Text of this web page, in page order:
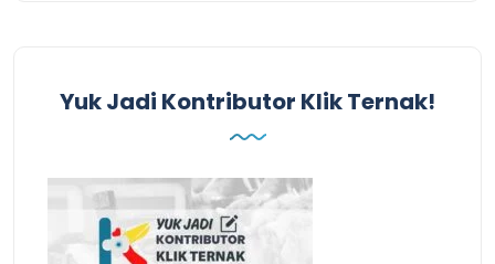
Yuk Jadi Kontributor Klik Ternak!